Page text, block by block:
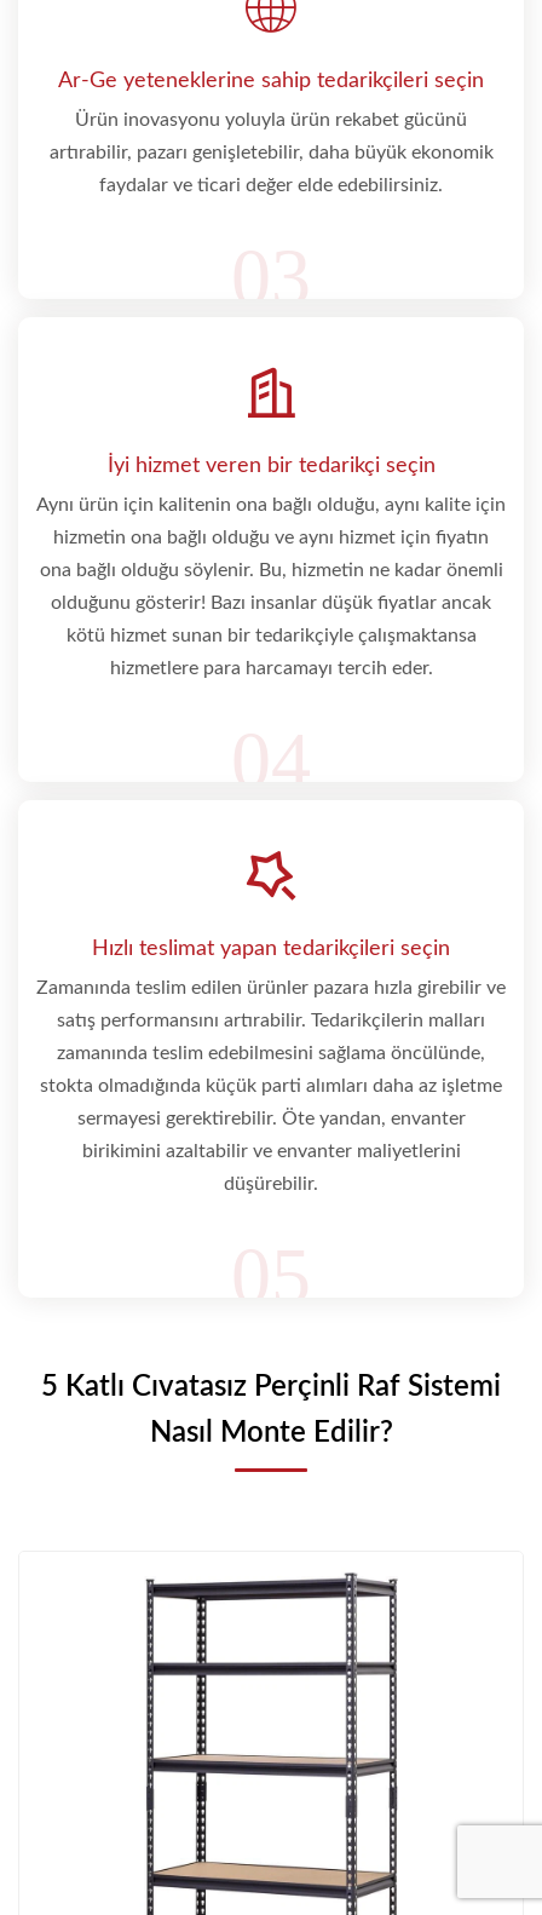
Ar-Ge yeteneklerine sahip tedarikçileri seçin
Ürün inovasyonu yoluyla ürün rekabet gücünü
artırabilir, pazarı genişletebilir, daha büyük ekonomik
faydalar ve ticari değer elde edebilirsiniz.
03
İyi hizmet veren bir tedarikçi seçin
Aynı ürün için kalitenin ona bağlı olduğu, aynı kalite için
hizmetin ona bağlı olduğu ve aynı hizmet için fiyatın
ona bağlı olduğu söylenir. Bu, hizmetin ne kadar önemli
olduğunu gösterir! Bazı insanlar düşük fiyatlar ancak
kötü hizmet sunan bir tedarikçiyle çalışmaktansa
hizmetlere para harcamayı tercih eder.
04
Hızlı teslimat yapan tedarikçileri seçin
Zamanında teslim edilen ürünler pazara hızla girebilir ve
satış performansını artırabilir. Tedarikçilerin malları
zamanında teslim edebilmesini sağlama öncülünde,
stokta olmadığında küçük parti alımları daha az işletme
sermayesi gerektirebilir. Öte yandan, envanter
birikimini azaltabilir ve envanter maliyetlerini
düşürebilir.
5 Katlı Cıvatasız Perçinli Raf Sistemi
Nasıl Monte Edilir?